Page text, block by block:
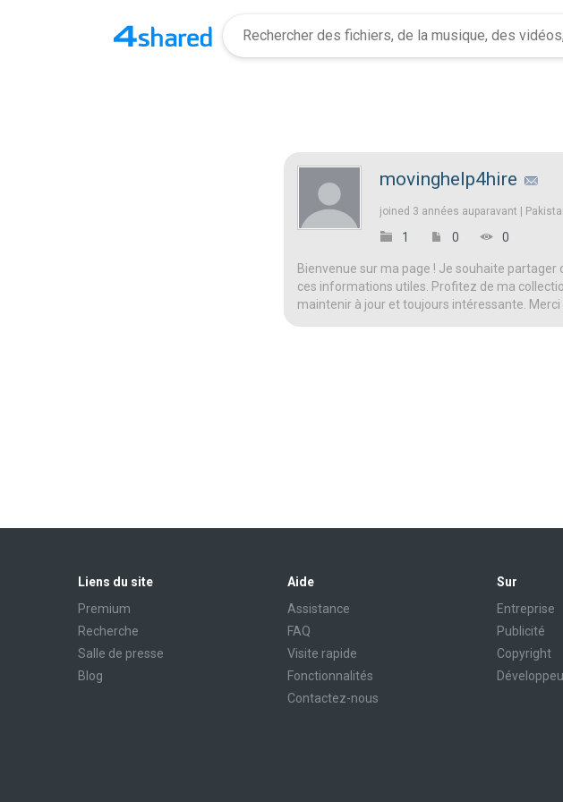
movinghelp4hire
joined 3 années auparavant |
1 0 0
Bienvenue sur ma page ! Je souhaite
ces informations utiles. Profitez de ma
maintenir à jour et toujours intéressante.
Liens du site
Premium
Recherche
Salle de presse
Blog
Aide
Assistance
FAQ
Visite rapide
Fonctionnalités
Contactez-nous
Sur
Entreprise
Publicité
Copyright